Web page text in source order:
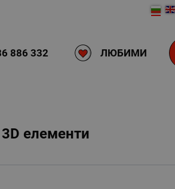
886 332 ЛЮБИМИ
елементи